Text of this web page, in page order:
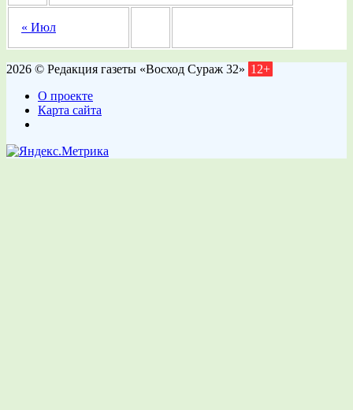
« Июл
2026 © Редакция газеты «Восход Сураж 32» 12+
О проекте
Карта сайта